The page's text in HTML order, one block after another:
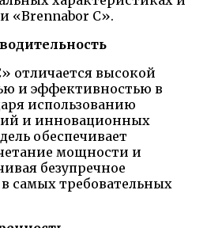
«Brennabor C».
отличается высокой
и эффективностью в
использованию
и инновационных
обеспечивает
мощности и
безупречное
самых требовательных